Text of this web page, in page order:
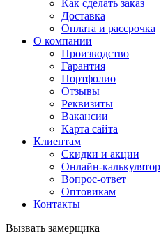
Как сделать заказ
Доставка
Оплата и рассрочка
О компании
Производство
Гарантия
Портфолио
Отзывы
Реквизиты
Вакансии
Карта сайта
Клиентам
Скидки и акции
Онлайн-калькулятор
Вопрос-ответ
Оптовикам
Контакты
Вызвать замерщика